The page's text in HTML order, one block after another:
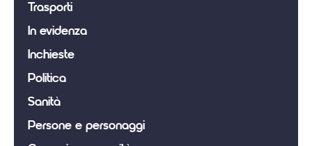
Trasporti
In evidenza
Inchieste
Politica
Sanità
Persone e personaggi